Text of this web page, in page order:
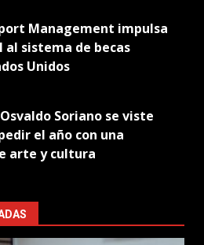
Management impulsa
al sistema de becas
Unidos
Soriano se viste
el año con una
arte y cultura